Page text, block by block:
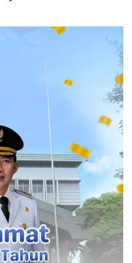
maupun pihak-pihak
Sudah
menyatakan amplop yang
dikembalikan sekitar 17
operasi tangkap tangan
tersebut.
dengan Suhardiman
Kementerian